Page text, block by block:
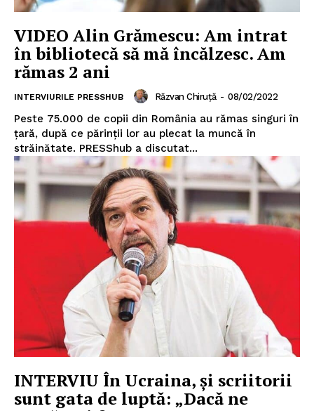
VIDEO Alin Grămescu: Am intrat
în bibliotecă să mă încălzesc. Am
rămas 2 ani
INTERVIURILE PRESSHUB Răzvan Chiruță - 08/02/2022
Peste 75.000 de copii din România au rămas singuri în
țară, după ce părinții lor au plecat la muncă în
străinătate. PRESShub a discutat...
INTERVIU În Ucraina, și scriitorii
sunt gata de luptă: „Dacă ne